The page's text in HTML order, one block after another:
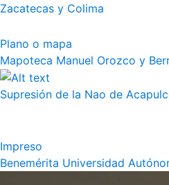
Zacatecas y Colima
Plano o mapa
Mapoteca Manuel Orozco y
Supresión de la Nao de
Impreso
Benemérita Universidad